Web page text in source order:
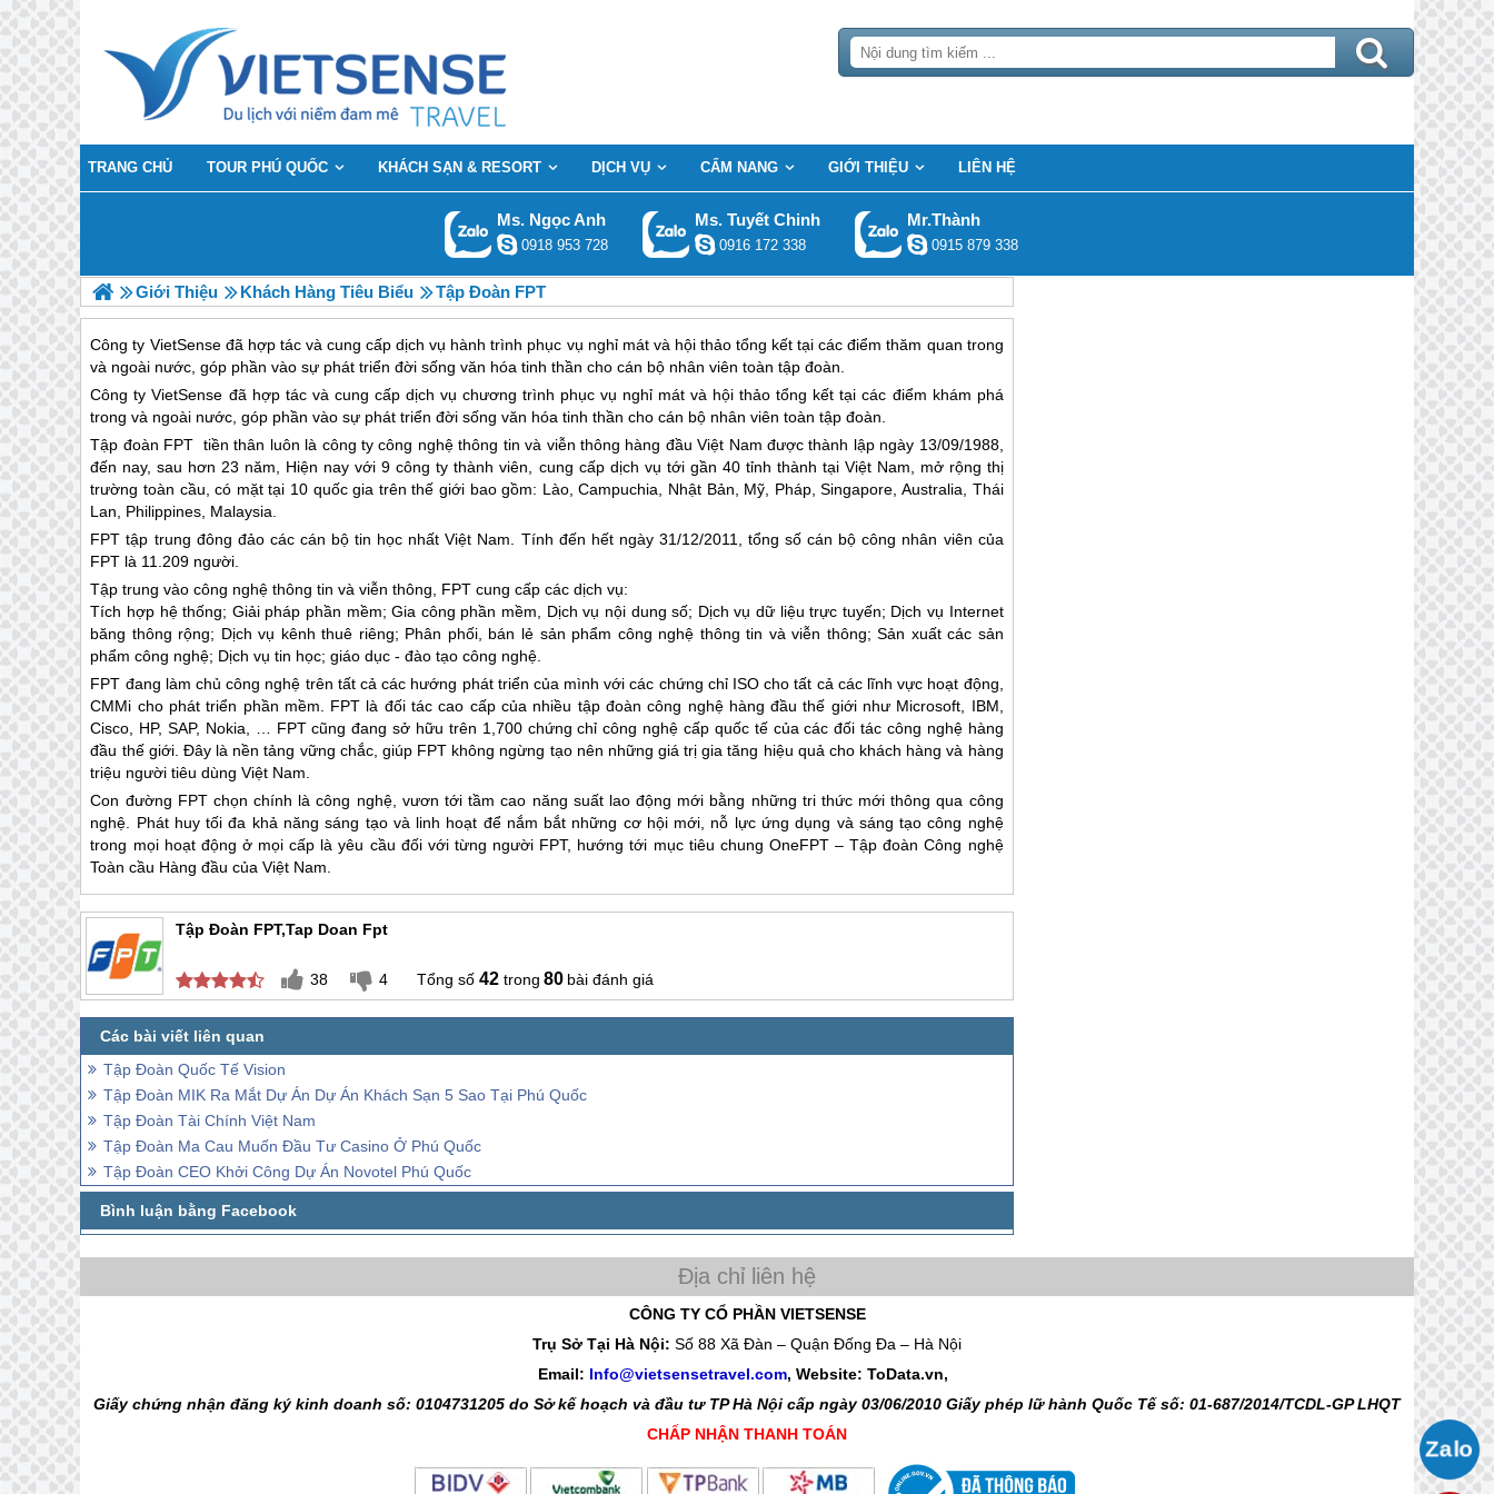
TRANG CHỦ TOUR PHÚ QUỐC KHÁCH SẠN & RESORT DỊCH VỤ CẨM NANG GIỚI THIỆU LIÊN HỆ
Ms. Ngọc Anh
0918 953 728
Ms. Tuyết Chinh
0916 172 338
Mr.Thành
0915 879 338
Giới Thiệu Khách Hàng Tiêu Biểu Tập Đoàn FPT
Công ty VietSense đã hợp tác và cung cấp dịch vụ hành trình phục vụ nghỉ mát và hội thảo tổng kết tại các điểm thăm quan trong
và ngoài nước, góp phần vào sự phát triển đời sống văn hóa tinh thần cho cán bộ nhân viên toàn tập đoàn.
Công ty VietSense đã hợp tác và cung cấp dịch vụ chương trình phục vụ nghỉ mát và hội thảo tổng kết tại các điểm khám phá
trong và ngoài nước, góp phần vào sự phát triển đời sống văn hóa tinh thần cho cán bộ nhân viên toàn tập đoàn.
Tập đoàn FPT tiền thân luôn là công ty công nghệ thông tin và viễn thông hàng đầu Việt Nam được thành lập ngày 13/09/1988,
đến nay, sau hơn 23 năm, Hiện nay với 9 công ty thành viên, cung cấp dịch vụ tới gần 40 tỉnh thành tại Việt Nam, mở rộng thị
trường toàn cầu, có mặt tại 10 quốc gia trên thế giới bao gồm: Lào, Campuchia, Nhật Bản, Mỹ, Pháp, Singapore, Australia, Thái
Lan, Philippines, Malaysia.
FPT tập trung đông đảo các cán bộ tin học nhất Việt Nam. Tính đến hết ngày 31/12/2011, tổng số cán bộ công nhân viên của
FPT là 11.209 người.
Tập trung vào công nghệ thông tin và viễn thông, FPT cung cấp các dịch vụ:
Tích hợp hệ thống; Giải pháp phần mềm; Gia công phần mềm, Dịch vụ nội dung số; Dịch vụ dữ liệu trực tuyến; Dịch vụ Internet
băng thông rộng; Dịch vụ kênh thuê riêng; Phân phối, bán lẻ sản phẩm công nghệ thông tin và viễn thông; Sản xuất các sản
phẩm công nghệ; Dịch vụ tin học; giáo dục - đào tạo công nghệ.
FPT đang làm chủ công nghệ trên tất cả các hướng phát triển của mình với các chứng chỉ ISO cho tất cả các lĩnh vực hoạt động,
CMMi cho phát triển phần mềm. FPT là đối tác cao cấp của nhiều tập đoàn công nghệ hàng đầu thế giới như Microsoft, IBM,
Cisco, HP, SAP, Nokia, … FPT cũng đang sở hữu trên 1,700 chứng chỉ công nghệ cấp quốc tế của các đối tác công nghệ hàng
đầu thế giới. Đây là nền tảng vững chắc, giúp FPT không ngừng tạo nên những giá trị gia tăng hiệu quả cho khách hàng và hàng
triệu người tiêu dùng Việt Nam.
Con đường FPT chọn chính là công nghệ, vươn tới tầm cao năng suất lao động mới bằng những tri thức mới thông qua công
nghệ. Phát huy tối đa khả năng sáng tạo và linh hoạt để nắm bắt những cơ hội mới, nỗ lực ứng dụng và sáng tạo công nghệ
trong mọi hoạt động ở mọi cấp là yêu cầu đối với từng người FPT, hướng tới mục tiêu chung OneFPT – Tập đoàn Công nghệ
Toàn cầu Hàng đầu của Việt Nam.
Tập Đoàn FPT,tap Doan Fpt
38 4 42 80 bài đánh giá
Tập Đoàn Quốc Tế Vision
Tập Đoàn MIK Ra Mắt Dự Án Dự Án Khách Sạn 5 Sao Tại Phú Quốc
Tập Đoàn Tài Chính Việt Nam
Tập Đoàn Ma Cau Muốn Đầu Tư Casino Ở Phú Quốc
Tập Đoàn CEO Khởi Công Dự Án Novotel Phú Quốc
CÔNG TY CỔ PHẦN VIETSENSE
Trụ Sở Tại Hà Nội: Số 88 Xã Đàn – Quận Đống Đa – Hà Nội
Email: Info@vietsensetravel.com, Website: ToData.vn,
Giấy chứng nhận đăng ký kinh doanh số: 0104731205 do Sở kế hoạch và đầu tư TP Hà Nội cấp ngày 03/06/2010 Giấy phép lữ hành Quốc Tế số: 01-687/2014/TCDL-GP LHQT
CHẤP NHẬN THANH TOÁN